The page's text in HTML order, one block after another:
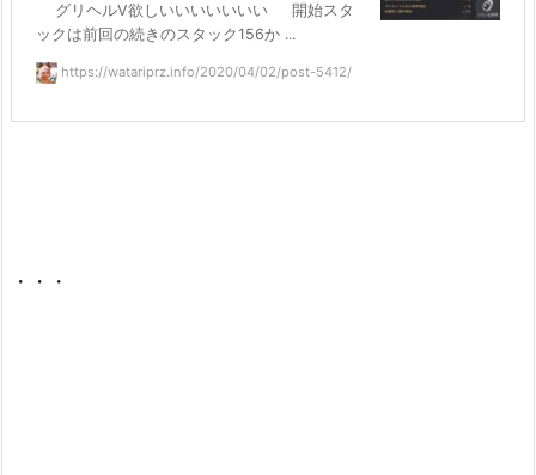
グリヘルⅤ欲しいいいいいいい 開始スタ
ックは前回の続きのスタック156か ...
https://watariprz.info/2020/04/02/post-5412/
・・・